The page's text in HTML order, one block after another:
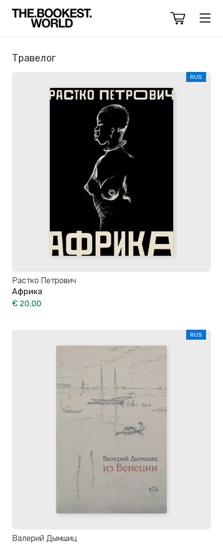
Травелог
RUS
Растко Петрович
Африка
€ 20,00
RUS
Валерий Дымшиц